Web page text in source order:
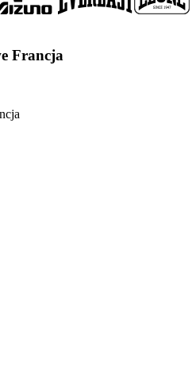
Francja